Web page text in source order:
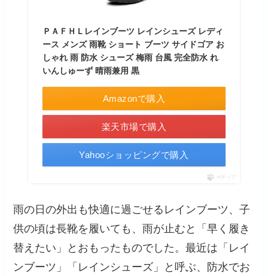
ＰＡＦＨＬレインブーツ レインシューズ レディ
ース メンズ 雨靴 ショート ブーツ サイドゴア お
しゃれ 雨 防水 シューズ 梅雨 台風 完全防水 れ
いんしゅーず 晴雨兼用 黒
Amazonで購入
楽天市場で購入
Yahooショッピングで購入
ポチップ
雨の日の外出も快適に過ごせるレインブーツ、子
供の頃は長靴を履いても、雨が止むと「早く履き
替えたい」とおもったものでした。最近は「レイ
ンブーツ」「レインシューズ」と呼ぶ、防水でお